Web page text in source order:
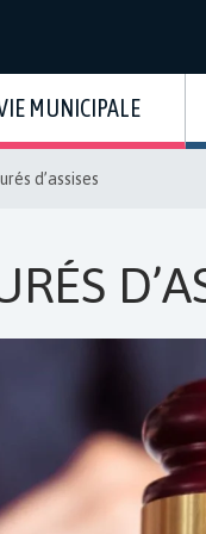
MUNICIPALE
d’assises